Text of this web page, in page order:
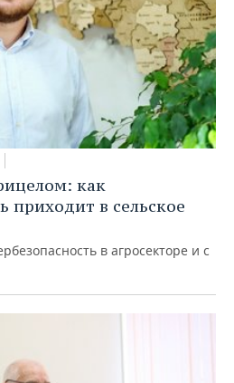
как
приходит в сельское
в агросекторе и с